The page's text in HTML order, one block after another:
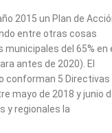
2015 un Plan de
entre otras cosas
del 65% en
antes de 2020). El
conforman 5 Directivas
mayo de 2018 y junio
y regionales la